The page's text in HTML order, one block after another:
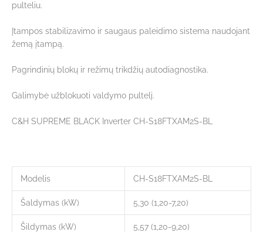
pulteliu.
Įtampos stabilizavimo ir saugaus paleidimo sistema naudojant
žemą įtampą.
Pagrindinių blokų ir režimų trikdžių autodiagnostika.
Galimybė užblokuoti valdymo pultelį.
C&H SUPREME BLACK Inverter CH-S18FTXAM2S-BL
Modelis CH-S18FTXAM2S-BL
Šaldymas (kW) 5,30 (1,20-7,20)
Šildymas (kW) 5,57 (1,20-9,20)